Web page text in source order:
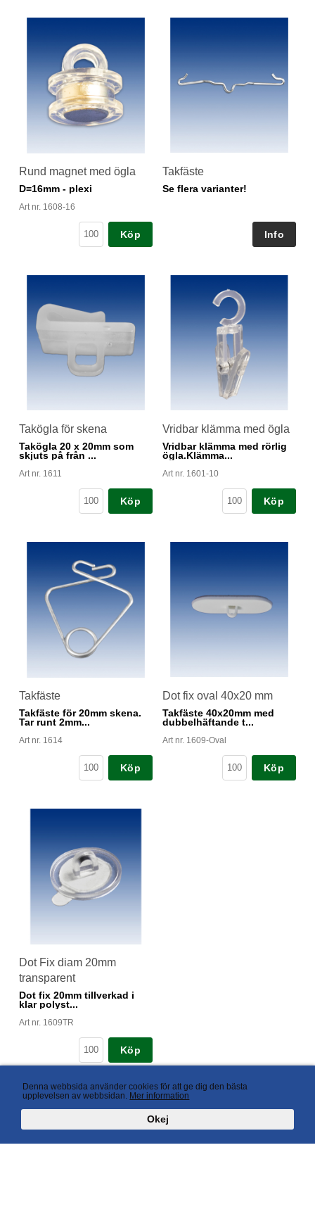
Okej
Denna webbsida använder cookies för att ge dig den bästa
upplevelsen av webbsidan. Mer information
Rund magnet med ögla
D=16mm - plexi
Art nr. 1608-16
Köp
Takfäste
Se flera varianter!
Takögla för skena
Takögla 20 x 20mm som
skjuts på från ...
Art nr. 1611
Köp
Vridbar klämma med ögla
Vridbar klämma med rörlig
ögla.Klämma...
Art nr. 1601-10
Köp
Takfäste
Takfäste för 20mm skena.
Tar runt 2mm...
Art nr. 1614
Köp
Dot fix oval 40x20 mm
Takfäste 40x20mm med
dubbelhäftande t...
Art nr. 1609-Oval
Köp
Dot Fix diam 20mm
transparent
Dot fix 20mm tillverkad i
klar polyst...
Art nr. 1609TR
Köp